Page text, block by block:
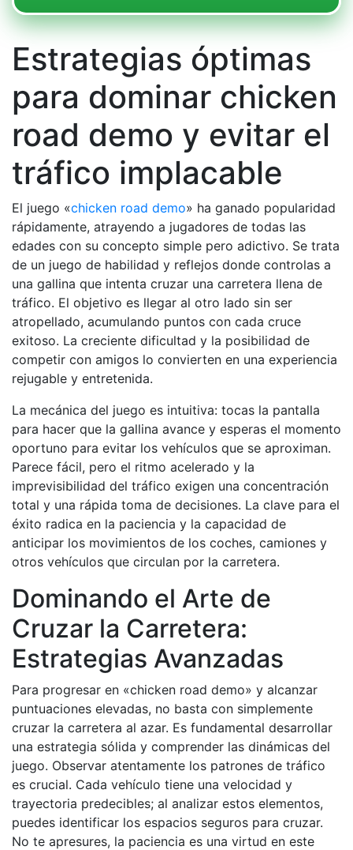
Estrategias óptimas
para dominar chicken
road demo y evitar el
tráfico implacable
El juego «chicken road demo» ha ganado popularidad
rápidamente, atrayendo a jugadores de todas las
edades con su concepto simple pero adictivo. Se trata
de un juego de habilidad y reflejos donde controlas a
una gallina que intenta cruzar una carretera llena de
tráfico. El objetivo es llegar al otro lado sin ser
atropellado, acumulando puntos con cada cruce
exitoso. La creciente dificultad y la posibilidad de
competir con amigos lo convierten en una experiencia
rejugable y entretenida.
La mecánica del juego es intuitiva: tocas la pantalla
para hacer que la gallina avance y esperas el momento
oportuno para evitar los vehículos que se aproximan.
Parece fácil, pero el ritmo acelerado y la
imprevisibilidad del tráfico exigen una concentración
total y una rápida toma de decisiones. La clave para el
éxito radica en la paciencia y la capacidad de
anticipar los movimientos de los coches, camiones y
otros vehículos que circulan por la carretera.
Dominando el Arte de
Cruzar la Carretera:
Estrategias Avanzadas
Para progresar en «chicken road demo» y alcanzar
puntuaciones elevadas, no basta con simplemente
cruzar la carretera al azar. Es fundamental desarrollar
una estrategia sólida y comprender las dinámicas del
juego. Observar atentamente los patrones de tráfico
es crucial. Cada vehículo tiene una velocidad y
trayectoria predecibles; al analizar estos elementos,
puedes identificar los espacios seguros para cruzar.
No te apresures, la paciencia es una virtud en este